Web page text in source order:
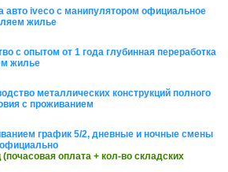
авто iveco с манипулятором официальное
жилье
с опытом от 1 года глубинная переработка
жилье
металлических конструкций полного
с проживанием
график 5/2, дневные и ночные смены
оплата + кол-во складских